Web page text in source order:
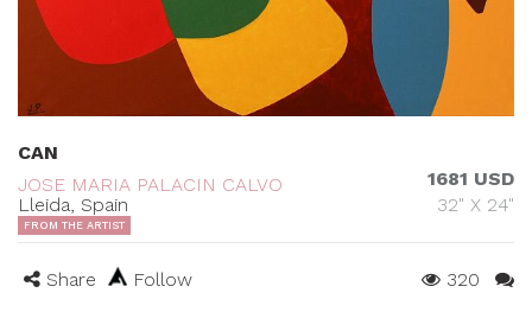
CAN
JOSE MARIA PALACIN CALVO
Lleida, Spain
1681 USD
32" X 24"
FROM THE ARTIST
Share Follow 320